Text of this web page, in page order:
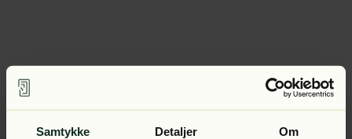
Samtykke Detaljer Om